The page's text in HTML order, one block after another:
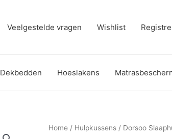
Veelgestelde vragen Wishlist
Dekbedden Hoeslakens
Home / Hulpkussens / Dorsoo
Dorsoo